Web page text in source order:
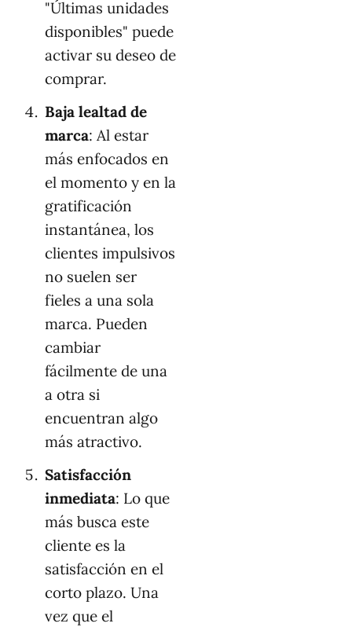
"Últimas unidades
disponibles" puede
activar su deseo de
comprar.
Baja lealtad de
marca: Al estar
más enfocados en
el momento y en la
gratificación
instantánea, los
clientes impulsivos
no suelen ser
fieles a una sola
marca. Pueden
cambiar
fácilmente de una
a otra si
encuentran algo
más atractivo.
Satisfacción
inmediata: Lo que
más busca este
cliente es la
satisfacción en el
corto plazo. Una
vez que el